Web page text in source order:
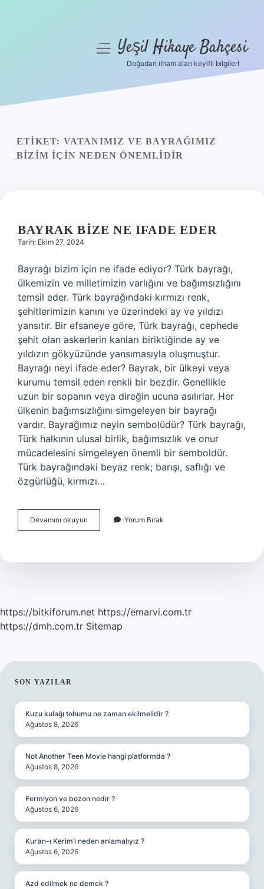
Yasal Uyarı
menüyüYeşil Hikaye Bahçesi
Doğadan ilham alan keyifli bilgiler!
ETIKET: VATANIMIZ VE BAYRAĞIMIZ
BIZIM IÇIN NEDEN ÖNEMLIDIR
BAYRAK BIZE NE IFADE EDER
Tarih: Ekim 27, 2024
Bayrağı bizim için ne ifade ediyor? Türk bayrağı,
ülkemizin ve milletimizin varlığını ve bağımsızlığını
temsil eder. Türk bayrağındaki kırmızı renk,
şehitlerimizin kanını ve üzerindeki ay ve yıldızı
yansıtır. Bir efsaneye göre, Türk bayrağı, cephede
şehit olan askerlerin kanları biriktiğinde ay ve
yıldızın gökyüzünde yansımasıyla oluşmuştur.
Bayrağı neyi ifade eder? Bayrak, bir ülkeyi veya
kurumu temsil eden renkli bir bezdir. Genellikle
uzun bir sopanın veya direğin ucuna asılırlar. Her
ülkenin bağımsızlığını simgeleyen bir bayrağı
vardır. Bayrağımız neyin sembolüdür? Türk bayrağı,
Türk halkının ulusal birlik, bağımsızlık ve onur
mücadelesini simgeleyen önemli bir semboldür.
Türk bayrağındaki beyaz renk; barışı, saflığı ve
özgürlüğü, kırmızı…
Devamını okuyun
Bize
Eder
Yorum Bırak
https://bitkiforum.net https://emarvi.com.tr
https://dmh.com.tr Sitemap
SIDEBAR
SON YAZILAR
Kuzu kulağı tohumu ne zaman ekilmelidir ?
Ağustos 8, 2026
Not Another Teen Movie hangi platformda ?
Ağustos 8, 2026
Fermiyon ve bozon nedir ?
Ağustos 6, 2026
Kur’an-ı Kerim’i neden anlamalıyız ?
Ağustos 6, 2026
Azd edilmek ne demek ?